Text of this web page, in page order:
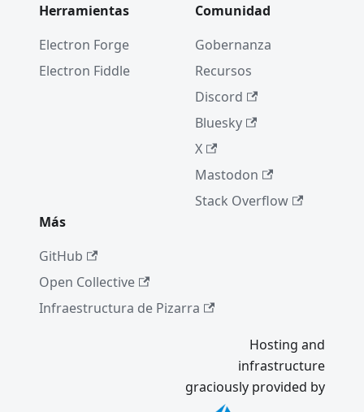
Herramientas
Electron Forge
Electron Fiddle
Comunidad
Gobernanza
Recursos
Discord
Bluesky
X
Mastodon
Stack Overflow
Más
GitHub
Open Collective
Infraestructura de Pizarra
Hosting and
infrastructure
graciously provided by